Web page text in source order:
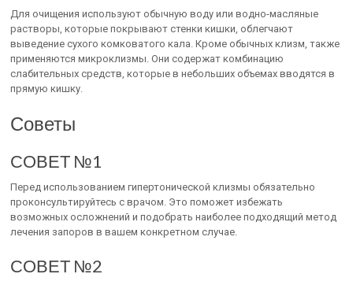
Для очищения используют обычную воду или водно-масляные
растворы, которые покрывают стенки кишки, облегчают
выведение сухого комковатого кала. Кроме обычных клизм, также
применяются микроклизмы. Они содержат комбинацию
слабительных средств, которые в небольших объемах вводятся в
прямую кишку.
Советы
СОВЕТ №1
Перед использованием гипертонической клизмы обязательно
проконсультируйтесь с врачом. Это поможет избежать
возможных осложнений и подобрать наиболее подходящий метод
лечения запоров в вашем конкретном случае.
СОВЕТ №2